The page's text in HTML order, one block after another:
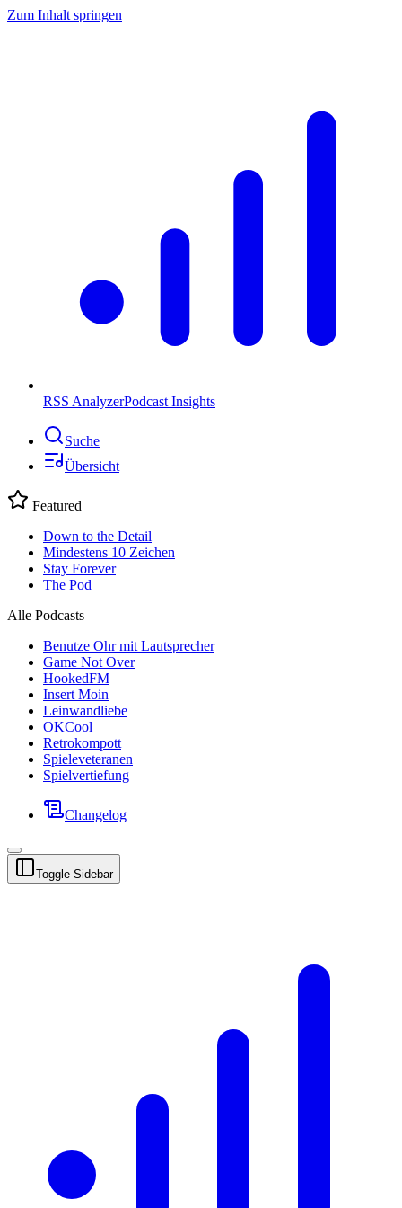
Zum Inhalt springen
RSS AnalyzerPodcast Insights
Suche
Übersicht
Featured
Down to the Detail
Mindestens 10 Zeichen
Stay Forever
The Pod
Alle Podcasts
Benutze Ohr mit Lautsprecher
Game Not Over
HookedFM
Insert Moin
Leinwandliebe
OKCool
Retrokompott
Spieleveteranen
Spielvertiefung
Changelog
Toggle Sidebar